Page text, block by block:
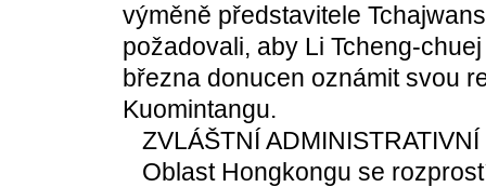
výměně představitele
požadovali, aby Li Tcheng-
března donucen oznámit svou
Kuomintangu.
ZVLÁŠTNÍ
Oblast Hongkongu se